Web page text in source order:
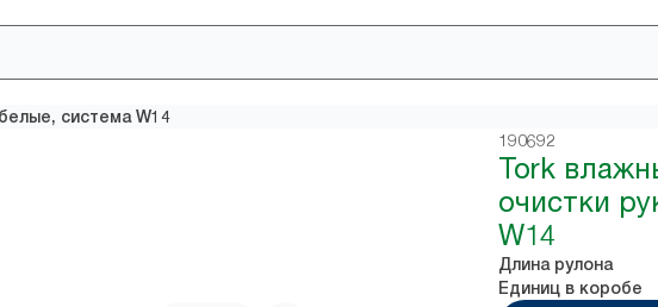
система W14
190692
Tork
очистки
W14
Длина рулона
Единиц в коробе